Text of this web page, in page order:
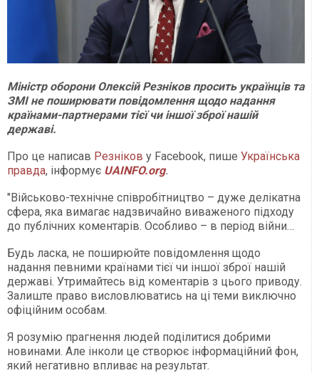
Міністр оборони Олексій Резніков просить українців та
ЗМІ не поширювати повідомлення щодо надання
країнами-партнерами тієї чи іншої зброї нашій
державі.
Про це написав Резніков у Facebook, пише Українська
правда, інформує UAINFO.org.
"Військово-технічне співробітництво – дуже делікатна
сфера, яка вимагає надзвичайно виваженого підходу
до публічних коментарів. Особливо – в період війни…
Будь ласка, не поширюйте повідомлення щодо
надання певними країнами тієї чи іншої зброї нашій
державі. Утримайтесь від коментарів з цього приводу.
Залиште право висловлюватись на ці теми виключно
офіційним особам.
Я розумію прагнення людей поділитися добрими
новинами. Але інколи це створює інформаційний фон,
який негативно впливає на результат.